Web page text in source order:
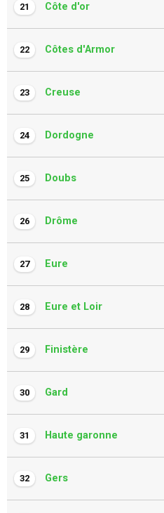
21 Côte d'or
22 Côtes d'Armor
23 Creuse
24 Dordogne
25 Doubs
26 Drôme
27 Eure
28 Eure et Loir
29 Finistère
30 Gard
31 Haute garonne
32 Gers